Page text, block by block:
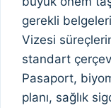
gerekli
Vizesi
standart
Pasaport,
planı, sağlık